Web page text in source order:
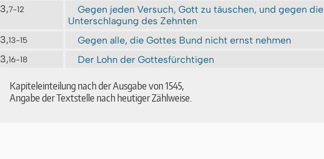
3,7-12
Gegen jeden Versuch, Gott zu täuschen, und gegen die
Unterschlagung des Zehnten
3,13-15
Gegen alle, die Got­tes Bund nicht ernst nehmen
3,16-18 Der Lohn der Gottesfürchtigen
Ka­pi­tel­ein­tei­lung nach der Aus­ga­be von 1545,
An­ga­be der Text­stel­le nach heu­ti­ger Zähl­wei­se.